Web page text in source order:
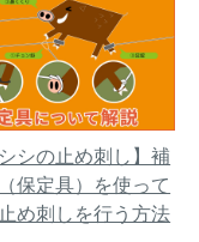
シシの止め刺し】補
保定具）を使って
め刺しを行う方法